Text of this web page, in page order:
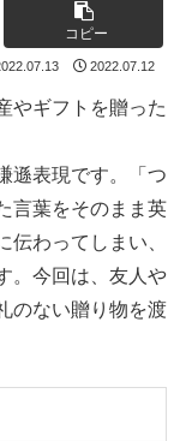
コピー
2022.07.12
やギフトを贈った
遜表現です。「つ
言葉をそのまま英
わってしまい、
。今回は、友人や
のない贈り物を渡